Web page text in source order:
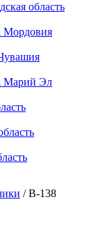
область
Мордовия
Марий Эл
/В-138